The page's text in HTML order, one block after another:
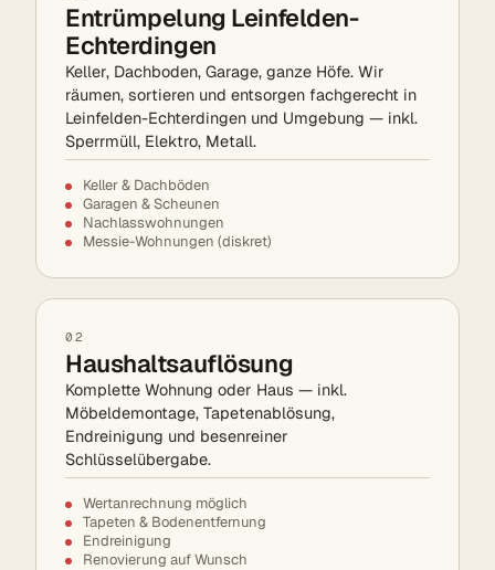
Entrümpelung Leinfelden-
Echterdingen
Keller, Dachboden, Garage, ganze Höfe. Wir
räumen, sortieren und entsorgen fachgerecht in
Leinfelden-Echterdingen und Umgebung — inkl.
Sperrmüll, Elektro, Metall.
Keller & Dachböden
Garagen & Scheunen
Nachlasswohnungen
Messie-Wohnungen (diskret)
02
Haushaltsauflösung
Komplette Wohnung oder Haus — inkl.
Möbeldemontage, Tapetenablösung,
Endreinigung und besenreiner
Schlüsselübergabe.
Wertanrechnung möglich
Tapeten & Bodenentfernung
Endreinigung
Renovierung auf Wunsch